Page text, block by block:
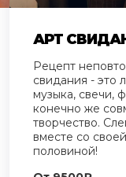
АРТ
Рецепт
свидания - это
музыка, свечи,
конечно же
творчество.
вместе со
половиной!